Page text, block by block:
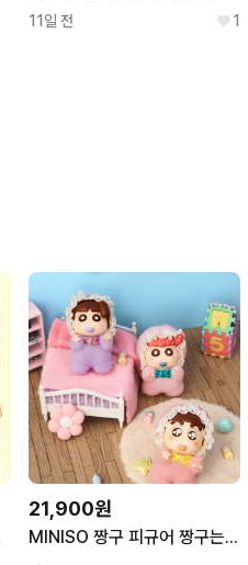
11일 전 1
21,900원
MINISO 짱구 피규어 짱구는못말려 유리 키링인형 베이비 시리즈